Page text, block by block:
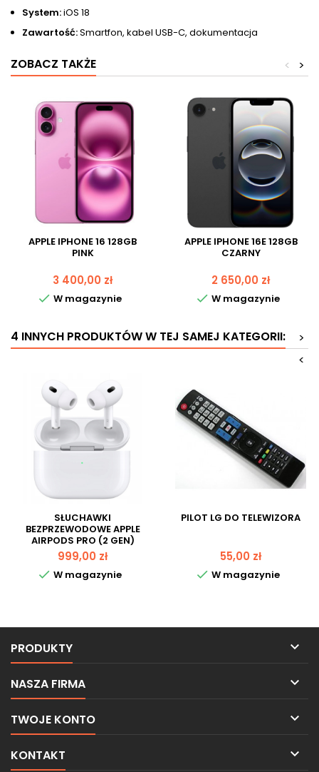
System:iOS 18
Zawartość:Smartfon, kabel USB-C, dokumentacja
ZOBACZ TAKŻE >
<
APPLE IPHONE 16 128GB
PINK
Cena
3 400,00 zł
 W magazynie
APPLE IPHONE 16E 128GB
CZARNY
Cena
2 650,00 zł
 W magazynie
4 INNYCH PRODUKTÓW W TEJ SAMEJ KATEGORII:
>
<
SŁUCHAWKI
BEZPRZEWODOWE APPLE
AIRPODS PRO (2 GEN)
Cena
999,00 zł
 W magazynie
PILOT LG DO TELEWIZORA
Cena
55,00 zł
 W magazynie
PRODUKTY 
NASZA FIRMA 
TWOJE KONTO 
KONTAKT 